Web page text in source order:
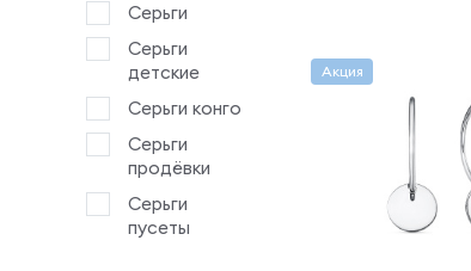
Серьги
Серьги
детские
Серьги конго
Серьги
продёвки
Серьги
пусеты
Акция